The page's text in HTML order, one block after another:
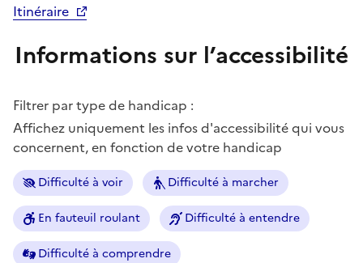
Itinéraire
Informations sur l’accessibilité
Filtrer par type de handicap :
Affichez uniquement les infos d'accessibilité qui vous
concernent, en fonction de votre handicap
Difficulté à voir Difficulté à marcher
En fauteuil roulant Difficulté à entendre
Difficulté à comprendre